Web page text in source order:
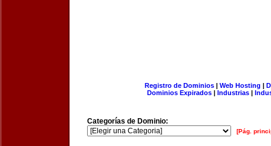
Registro de Dominios| Web Hosting |
Dominios Expirados | Industrias |
Categorías de Dominio:
[Pág.